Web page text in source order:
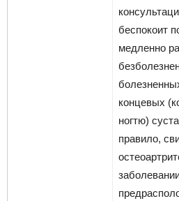
беспокоит
медленно
концевых
ногтю)
правило,